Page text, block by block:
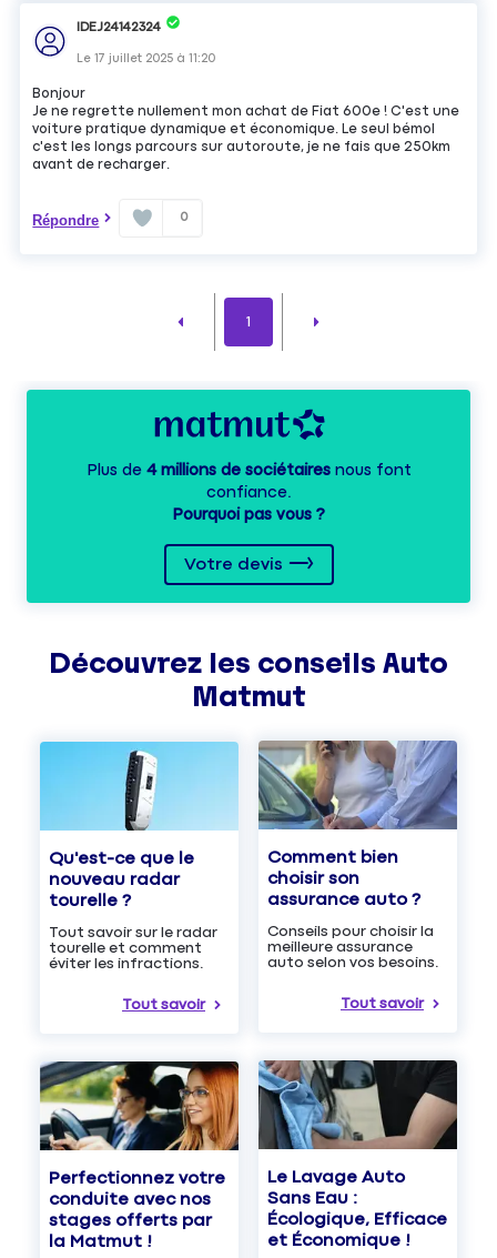
IDEJ24142324
Le17 juillet 2025 à11:20
Bonjour
Je ne regrette nullement mon achat de Fiat 600e ! C'est une
voiture pratique dynamique et économique. Le seul bémol
c'est les longs parcours sur autoroute, je ne fais que 250km
avant de recharger.
Répondre 0
1
Plus de 4 millions de sociétairesnous font
confiance.
Pourquoi pas vous ?
Votre devis
Découvrez les conseils Auto
Matmut
Qu'est-ce que le
nouveau radar
tourelle ?
Tout savoir sur le radar
tourelle et comment
éviter les infractions.
Tout savoir
Comment bien
choisir son
assurance auto ?
Conseils pour choisir la
meilleure assurance
auto selon vos besoins.
Tout savoir
Perfectionnez votre
conduite avec nos
stages offerts par
la Matmut !
Le Lavage Auto
Sans Eau :
Écologique, Efficace
et Économique !